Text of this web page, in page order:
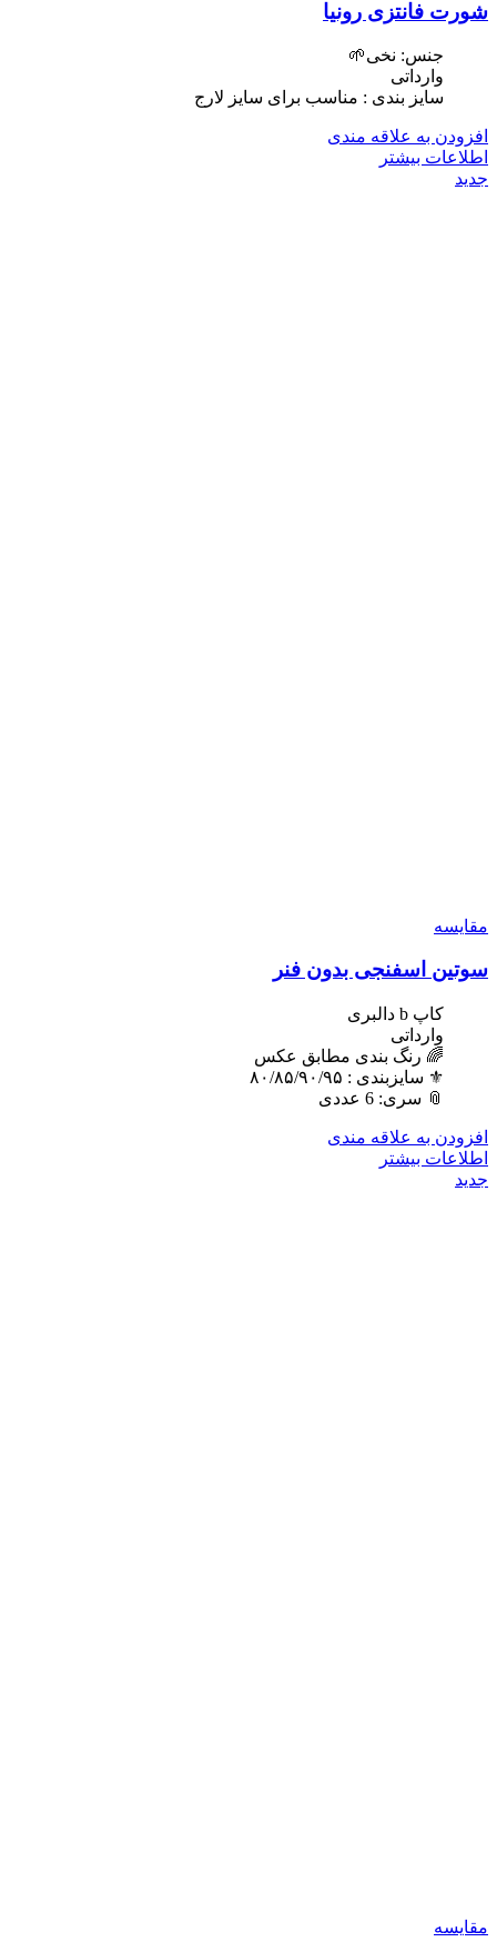
شورت فانتزی رونیا
جنس: نخی🌱
وارداتی
سایز بندی : مناسب برای سایز لارج
افزودن به علاقه مندی
اطلاعات بیشتر
جدید
مقایسه
سوتین اسفنجی بدون فنر
کاپ b دالبری
وارداتی
🌈 رنگ بندی مطابق عکس
⚜️ سایزبندی : ٨٠/٨۵/٩٠/٩۵
📎 سری: 6 عددی
افزودن به علاقه مندی
اطلاعات بیشتر
جدید
مقایسه